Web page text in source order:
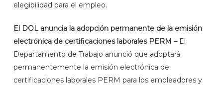
elegibilidad para el empleo.
El DOL anuncia la adopción permanente de la emisión
electrónica de certificaciones laborales PERM –El
Departamento de Trabajo anunció que adoptará
permanentemente la emisión electrónica de
certificaciones laborales PERM para los empleadores y